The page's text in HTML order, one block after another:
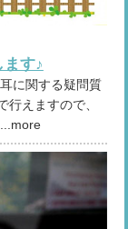
す♪
に関する疑問質
行えますので、